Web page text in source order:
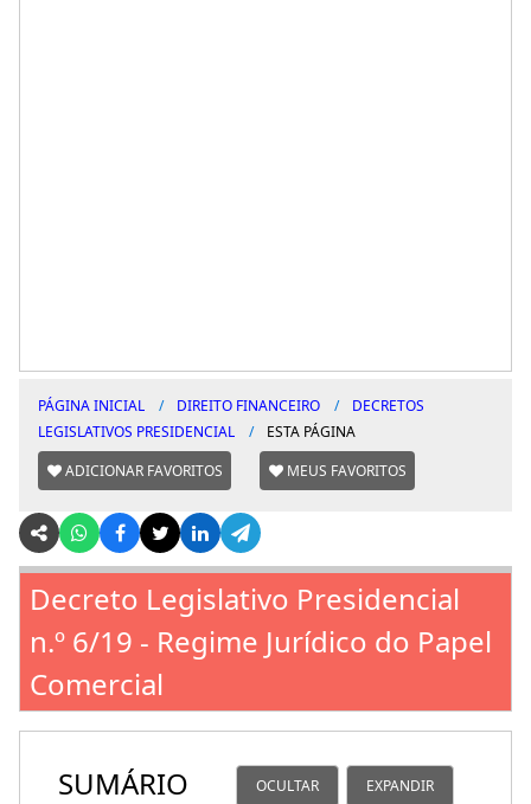
PÁGINA INICIAL DIREITO FINANCEIRO
DECRETOS
LEGISLATIVOS PRESIDENCIAL
ESTA PÁGINA
ADICIONAR FAVORITOS
MEUS FAVORITOS
Decreto Legislativo Presidencial
n.º 6/19 - Regime Jurídico do Papel
Comercial
SUMÁRIO OCULTAR EXPANDIR